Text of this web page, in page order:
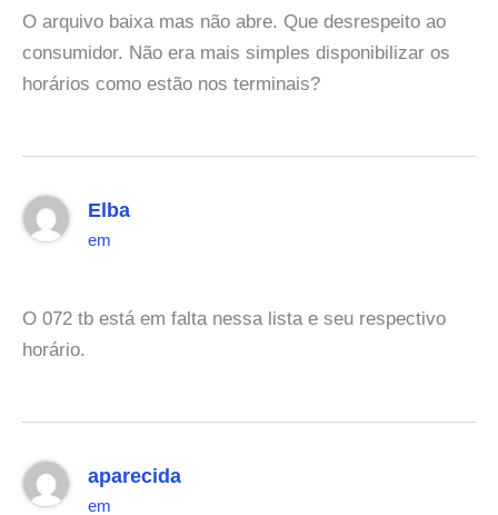
O arquivo baixa mas não abre. Que desrespeito ao
consumidor. Não era mais simples disponibilizar os
horários como estão nos terminais?
Elba
em
O 072 tb está em falta nessa lista e seu respectivo
horário.
aparecida
em